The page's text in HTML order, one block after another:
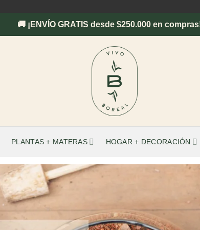
🚚 ¡ENVÍO GRATIS desde $250.000 en
PLANTAS + MATERAS HOGAR + DECORACIÓN